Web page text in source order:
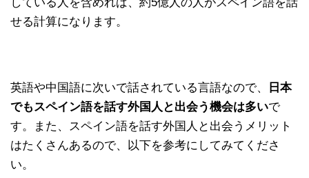
せる計算になります。
英語や中国語に次いで話されている言語なので、
日本
でもスペイン語を話す外国人と出会う機会は多いで
す。また、スペイン語を話す外国人と出会うメリット
はたくさんあるので、以下を参考にしてみてくださ
い。